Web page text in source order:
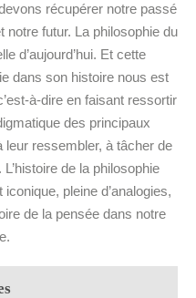
récupérer notre passé
notre futur. La philosophie du
d’aujourd’hui. Et cette
dans son histoire nous est
à-dire en faisant ressortir
des principaux
leur ressembler, à tâcher de
de la philosophie
pleine d’analogies,
de la pensée dans notre